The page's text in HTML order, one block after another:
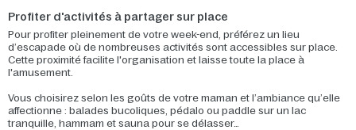
Profiter d'activités à partager sur place
Pour profiter pleinement de votre week-end, préférez un lieu
d’escapade où de nombreuses activités sont accessibles sur place.
Cette proximité facilite l'organisation et laisse toute la place à
l'amusement.
Vous choisirez selon les goûts de votre maman et l’ambiance qu’elle
affectionne : balades bucoliques, pédalo ou paddle sur un lac
tranquille, hammam et sauna pour se délasser…